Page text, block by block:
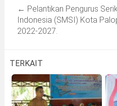
navigation
← Pelantikan Pengurus
Indonesia (SMSI) Kota
2022-2027.
TERKAIT